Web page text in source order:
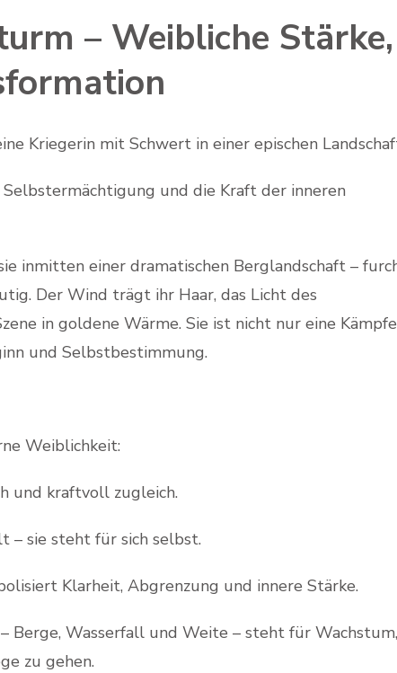
– Weibliche Stärke,
Kriegerin mit Schwert in einer epischen
und die Kraft der inneren
inmitten einer dramatischen Berglandschaft –
Der Wind trägt ihr Haar, das Licht des
in goldene Wärme. Sie ist nicht nur eine
und Selbstbestimmung.
Weiblichkeit:
und kraftvoll zugleich.
– sie steht für sich selbst.
Klarheit, Abgrenzung und innere Stärke.
Berge, Wasserfall und Weite – steht für Wachstum,
zu gehen.